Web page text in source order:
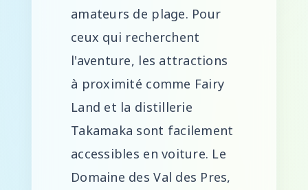
amateurs de plage. Pour
ceux qui recherchent
l'aventure, les attractions
à proximité comme Fairy
Land et la distillerie
Takamaka sont facilement
accessibles en voiture. Le
Domaine des Val des Pres,